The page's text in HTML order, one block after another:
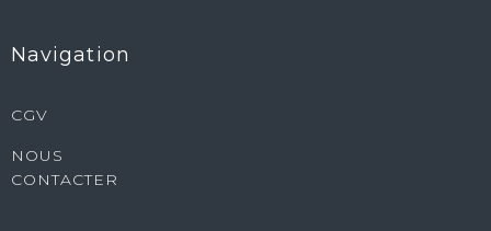
Navigation
CGV
NOUS
CONTACTER